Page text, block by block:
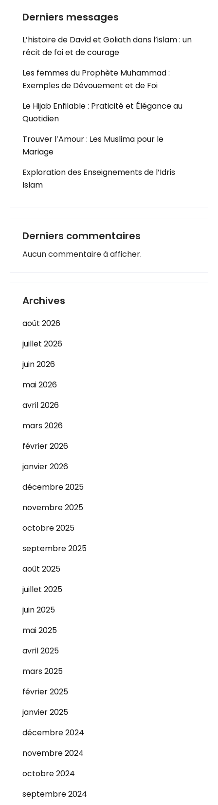
Derniers messages
L’histoire de David et Goliath dans l’islam : un
récit de foi et de courage
Les femmes du Prophète Muhammad :
Exemples de Dévouement et de Foi
Le Hijab Enfilable : Praticité et Élégance au
Quotidien
Trouver l’Amour : Les Muslima pour le
Mariage
Exploration des Enseignements de l’Idris
Islam
Derniers commentaires
Aucun commentaire à afficher.
Archives
août 2026
juillet 2026
juin 2026
mai 2026
avril 2026
mars 2026
février 2026
janvier 2026
décembre 2025
novembre 2025
octobre 2025
septembre 2025
août 2025
juillet 2025
juin 2025
mai 2025
avril 2025
mars 2025
février 2025
janvier 2025
décembre 2024
novembre 2024
octobre 2024
septembre 2024